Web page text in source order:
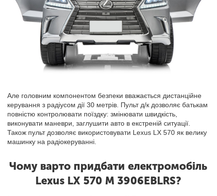
Але головним компонентом безпеки вважається дистанційне
керування з радіусом дії 30 метрів. Пульт д/к дозволяє батькам
повністю контролювати поїздку: змінювати швидкість,
виконувати маневри, заглушити авто в екстреній ситуації.
Також пульт дозволяє використовувати Lexus LX 570 як велику
машинку на радіокеруванні.
Чому варто придбати електромобіль
Lexus LX 570 M 3906EBLRS?